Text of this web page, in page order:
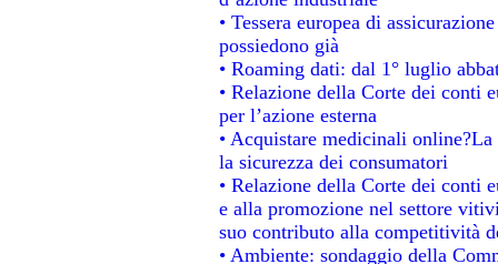
• Tessera europea di
possiedono già
• Roaming dati: dal 1° luglio
• Relazione della Corte dei conti
per l’azione esterna
• Acquistare medicinali
la sicurezza dei consumatori
• Relazione della Corte dei conti
e alla promozione nel settore
suo contributo alla competitività
• Ambiente: sondaggio della